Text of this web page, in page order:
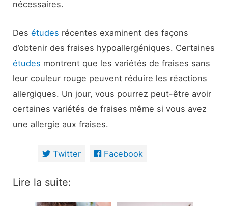
nécessaires.
Desétudes récentes examinent des façons
d’obtenir des fraises hypoallergéniques. Certaines
études montrent que les variétés de fraises sans
leur couleur rouge peuvent réduire les réactions
allergiques. Un jour, vous pourrez peut-être avoir
certaines variétés de fraises même si vous avez
une allergie aux fraises.
Twitter Facebook
Lire la suite: